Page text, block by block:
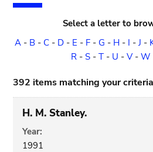
Select a letter to
A- B- C- D- E - F- G - H- I -J -
R - S - T - U - V- W
392 items matching your criteria
H. M. Stanley.
Year:
1991